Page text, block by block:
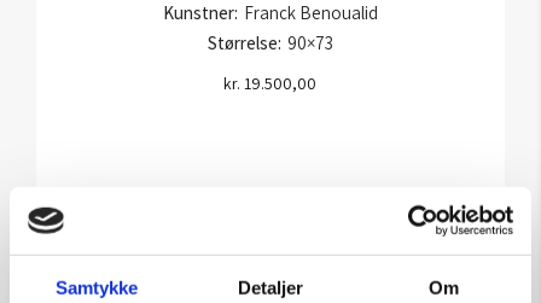
Samtykke Detaljer Om
Kunstner: Franck Benoualid
Størrelse: 90×73
kr. 19.500,00